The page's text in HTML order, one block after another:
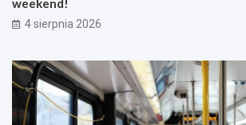
weekend!
4 sierpnia 2026